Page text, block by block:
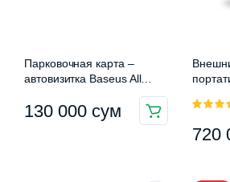
Парковочная карта –
автовизитка Baseus All
Metal Temporary Parking
Number Plate (ACNUM-
130 000 сум
mAh)
720